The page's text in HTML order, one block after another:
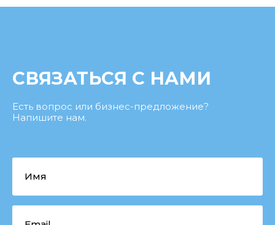
СВЯЗАТЬСЯ С НАМИ
Есть вопрос или бизнес-предложение?
Напишите нам.